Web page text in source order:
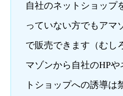
自社のネットショップ
っていない方でもアマ
で販売できます（むし
マゾンから自社のHPや
トショップへの誘導は